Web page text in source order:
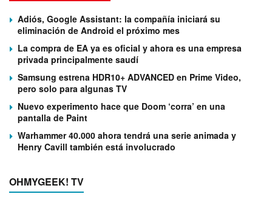
Adiós, Google Assistant: la compañía iniciará su
eliminación de Android el próximo mes
La compra de EA ya es oficial y ahora es una empresa
privada principalmente saudí
Samsung estrena HDR10+ ADVANCED en Prime Video,
pero solo para algunas TV
Nuevo experimento hace que Doom ‘corra’ en una
pantalla de Paint
Warhammer 40.000 ahora tendrá una serie animada y
Henry Cavill también está involucrado
OHMYGEEK! TV